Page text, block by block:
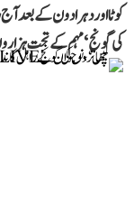
کوٹا اور دہرادون کے بعد
کی گونج‘ مہم کے تحت